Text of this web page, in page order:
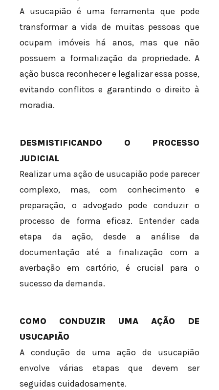
A usucapião é uma ferramenta que pode
transformar a vida de muitas pessoas que
ocupam imóveis há anos, mas que não
possuem a formalização da propriedade. A
ação busca reconhecer e legalizar essa posse,
evitando conflitos e garantindo o direito à
moradia.
DESMISTIFICANDO O PROCESSO
JUDICIAL
Realizar uma ação de usucapião pode parecer
complexo, mas, com conhecimento e
preparação, o advogado pode conduzir o
processo de forma eficaz. Entender cada
etapa da ação, desde a análise da
documentação até a finalização com a
averbação em cartório, é crucial para o
sucesso da demanda.
COMO CONDUZIR UMA AÇÃO DE
USUCAPIÃO
A condução de uma ação de usucapião
envolve várias etapas que devem ser
seguidas cuidadosamente.